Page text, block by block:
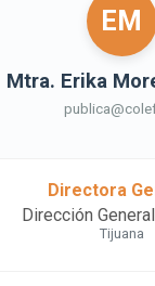
EM
Mtra. Erika
Directora
Dirección
Tijuana